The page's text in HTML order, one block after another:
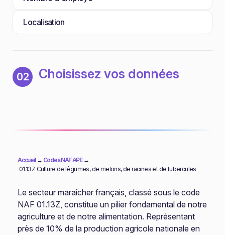
Localisation
02 Choisissez vos données
Accueil→ Codes NAF APE→
01.13Z Culture de légumes, de melons, de racines et de tubercules
Le secteur maraîcher français, classé sous le code
NAF 01.13Z, constitue un pilier fondamental de notre
agriculture et de notre alimentation. Représentant
près de 10% de la production agricole nationale en